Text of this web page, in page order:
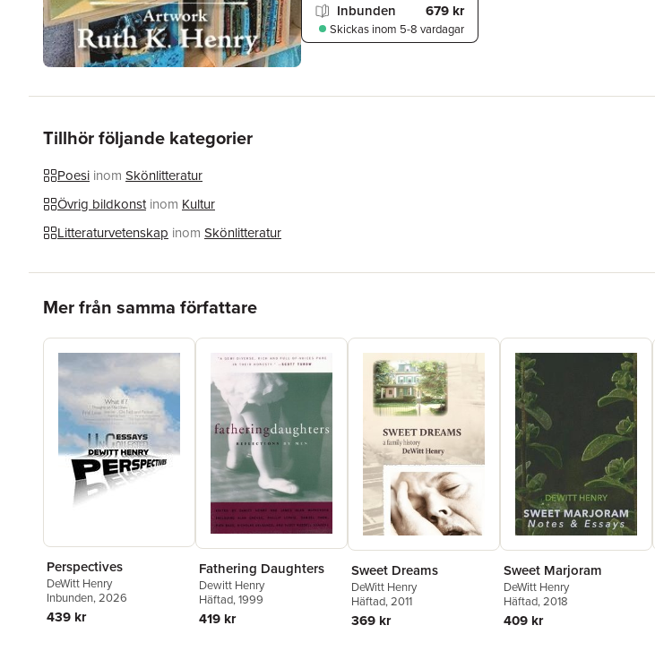
Inbunden 679 kr
Skickas inom 5-8 vardagar
Tillhör följande kategorier
Poesi inom Skönlitteratur
Övrig bildkonst inom Kultur
Litteraturvetenskap inom Skönlitteratur
Mer från samma författare
Perspectives
DeWitt Henry
Inbunden, 2026
439 kr
Fathering Daughters
Dewitt Henry
Häftad, 1999
419 kr
Sweet Dreams
DeWitt Henry
Häftad, 2011
369 kr
Sweet Marjoram
DeWitt Henry
Häftad, 2018
409 kr